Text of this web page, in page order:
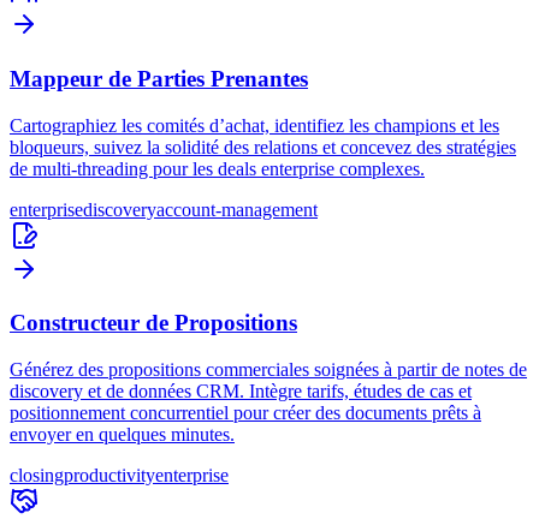
Mappeur de Parties Prenantes
Cartographiez les comités d’achat, identifiez les champions et les
bloqueurs, suivez la solidité des relations et concevez des stratégies
de multi-threading pour les deals enterprise complexes.
enterprisediscoveryaccount-management
Constructeur de Propositions
Générez des propositions commerciales soignées à partir de notes de
discovery et de données CRM. Intègre tarifs, études de cas et
positionnement concurrentiel pour créer des documents prêts à
envoyer en quelques minutes.
closingproductivityenterprise